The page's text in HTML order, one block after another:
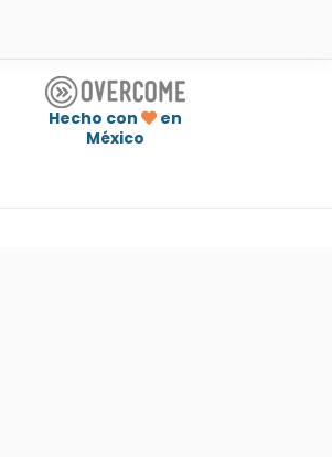
Hecho con
en
México